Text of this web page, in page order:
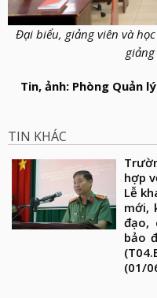
Đại biểu, giảng viên và
Tin, ảnh: Phòng Quản
TIN KHÁC
hợp
Lễ
mới,
đạo,
bảo
(01/